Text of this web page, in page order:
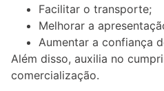
Facilitar o transporte;
Melhorar a
Aumentar a confiança
Além disso, auxilia no
comercialização.